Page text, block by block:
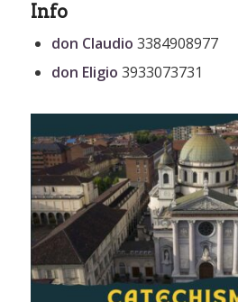
Info
don Claudio 3384908977
don Eligio 3933073731